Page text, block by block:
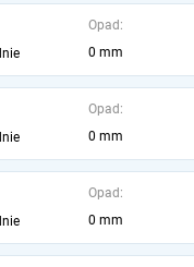
Opad:
0 mm
Opad:
0 mm
Opad:
0 mm